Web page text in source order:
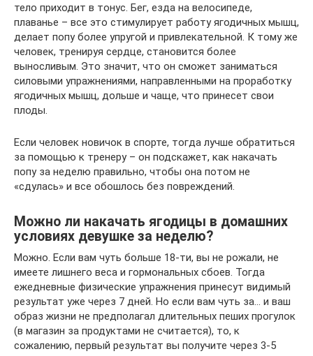
тело приходит в тонус. Бег, езда на велосипеде,
плаванье – все это стимулирует работу ягодичных мышц,
делает попу более упругой и привлекательной. К тому же
человек, тренируя сердце, становится более
выносливым. Это значит, что он сможет заниматься
силовыми упражнениями, направленными на проработку
ягодичных мышц, дольше и чаще, что принесет свои
плоды.
Если человек новичок в спорте, тогда лучше обратиться
за помощью к тренеру – он подскажет, как накачать
попу за неделю правильно, чтобы она потом не
«сдулась» и все обошлось без повреждений.
Можно ли накачать ягодицы в домашних
условиях девушке за неделю?
Можно. Если вам чуть больше 18-ти, вы не рожали, не
имеете лишнего веса и гормональных сбоев. Тогда
ежедневные физические упражнения принесут видимый
результат уже через 7 дней. Но если вам чуть за… и ваш
образ жизни не предполагал длительных пеших прогулок
(в магазин за продуктами не считается), то, к
сожалению, первый результат вы получите через 3-5